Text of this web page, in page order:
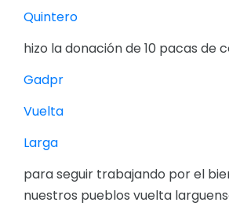
Obras y proyectos
Quintero
hizo la donación de 10 pacas de
Gadpr
Vuelta
Larga
para seguir trabajando por el
nuestros pueblos vuelta